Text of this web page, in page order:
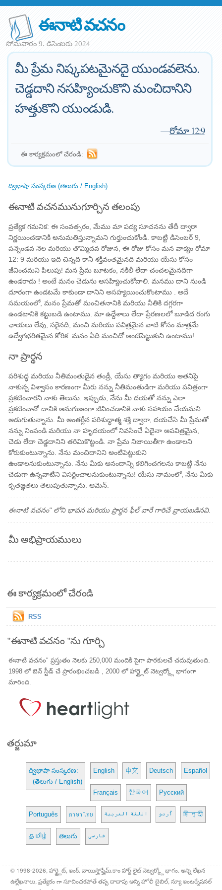
ఈనాటి వచనం
సోమవారం 9. డిసెంబరు 2024
మీ ప్రేమ నిష్కపటమైనదై యుండవలెను.
చెడ్డదాని నసహ్యించుకొని మంచిదానిని
హత్తుకొని యుండుడి.
—రోమా 12:9
ఈ కార్యక్రమంలో చేరండి:
ద్విభాషా సంస్కరణ (తెలుగు / English)
ఈనాటి వచనమునుగూర్చిన తలంపు
ప్రత్యేక గమనిక: ఈ సంవత్సరం, మేము మా పద్య సూచనను తేదీ ద్వారా
నిర్ణయించడానికి అనుమతిస్తున్నామని గుర్తుంచుకోండి. కాబట్టి డిసెంబర్ 9,
పన్నెండవ నెల మరియు తొమ్మిదవ రోజున, ఈ రోజు కోసం మన వాక్యం రోమా ​​​​
12: 9 మరియు ఇది చిన్నది కానీ శక్తివంతమైనది మరియు యేసు కోసం
జీవించమని పిలుపు! మన ప్రేమ బూటకం, నకిలీ లేదా చంచలమైనదిగా
ఉండరాదు ! అంటే మనం చెడును అసహ్యించుకోవాలి. మనము దాని నుండి
దూరంగా ఉండటమే కాకుండా దానిని అసహ్యయించుకొంటాము . అదే
సమయంలో, మనం ప్రేమతో మంచితనానికి మరియు నీతికి దగ్గరగా
ఉండటానికి కట్టుబడి ఉంటాము. మా ఉద్దేశాలు లేదా ప్రేరణలలో బూడిద రంగు
ఛాయలు లేవు, సరైనది, మంచి మరియు పవిత్రమైన వాటి కోసం మాత్రమే
ఉద్వేగభరితమైన కోరిక. మనం ఏది మంచిదో అంటిపెట్టుకుని ఉంటాము!
నా ప్రార్థన
పరిశుద్ధ మరియు నీతిమంతుడైన తండ్రీ, యేసు త్యాగం మరియు అతనిపై
నాకున్న విశ్వాసం కారణంగా మీరు నన్ను నీతిమంతుడిగా మరియు పవిత్రంగా
ప్రకటించారని నాకు తెలుసు. ఇప్పుడు, నేను మీ దయతో నన్ను ఎలా
ప్రకటించానో దానికి అనుగుణంగా జీవించడానికి నాకు సహాయం చేయమని
అడుగుతున్నాను. మీ అంతర్లీన పరిశుద్ధాత్మ శక్తి ద్వారా, దయచేసి మీ ప్రేమతో
నన్ను నింపండి మరియు నా హృదయంలో నివసించే ఏదైనా అపవిత్రమైన,
చెడు లేదా చెడ్డదానిని తరిమికొట్టండి. నా ప్రేమ నిజాయితీగా ఉండాలని
కోరుకుంటున్నాను. నేను మంచిదానిని అంటిపెట్టుకుని
ఉండాలనుకుంటున్నాను. నేను మీకు ఆనందాన్ని కలిగించగలను కాబట్టి నేను
చెడుగా ఉన్నవాటిని విసర్జించాలనుకుంటున్నాను! యేసు నామంలో, నేను మీకు
కృతజ్ఞతలు తెలుపుతున్నాను. ఆమెన్.
ఈనాటి వచనం" లోని భావన మరియు ప్రార్థన ఫీల్ వారే గారిచే వ్రాయబడినవి.
మీ అభిప్రాయములు
ఈ కార్యక్రమంలో చేరండి
RSS
"ఈనాటి వచనం "ను గూర్చి
ఈనాటి వచనం" ప్రస్తుతం నెలకు 250,000 మందికి పైగా పాఠకులచే చదువుతుంది.
1998 లో బెన్ స్టీడ్ చే ప్రారంభించబడి , 2000 లో హార్ట్లైట్ నెట్వర్క్లో భాగంగా
మారింది.
తర్జుమా
ద్విభాషా సంస్కరణ:
(తెలుగు / English)
English 中文 Deutsch Español
Français 한국어 Русский
Português ภาษาไทย اللغة العربية اُردو हिन्दी
தமிழ் తెలుగు فارسی
© 1998-2026, హార్ట్లైట్, ఇంక్. వాయిస్హోఫ్హీమ్.కాం హార్ట్ లైట్ నెట్వర్క్లో భాగం. అన్ని లేఖన
ఉల్లేఖనాలు, ప్రత్యేకం గా సూచించకపోతే తప్ప దాదాపు అన్ని హోలీ బైబిల్, న్యూ ఇంటర్నేషనల్